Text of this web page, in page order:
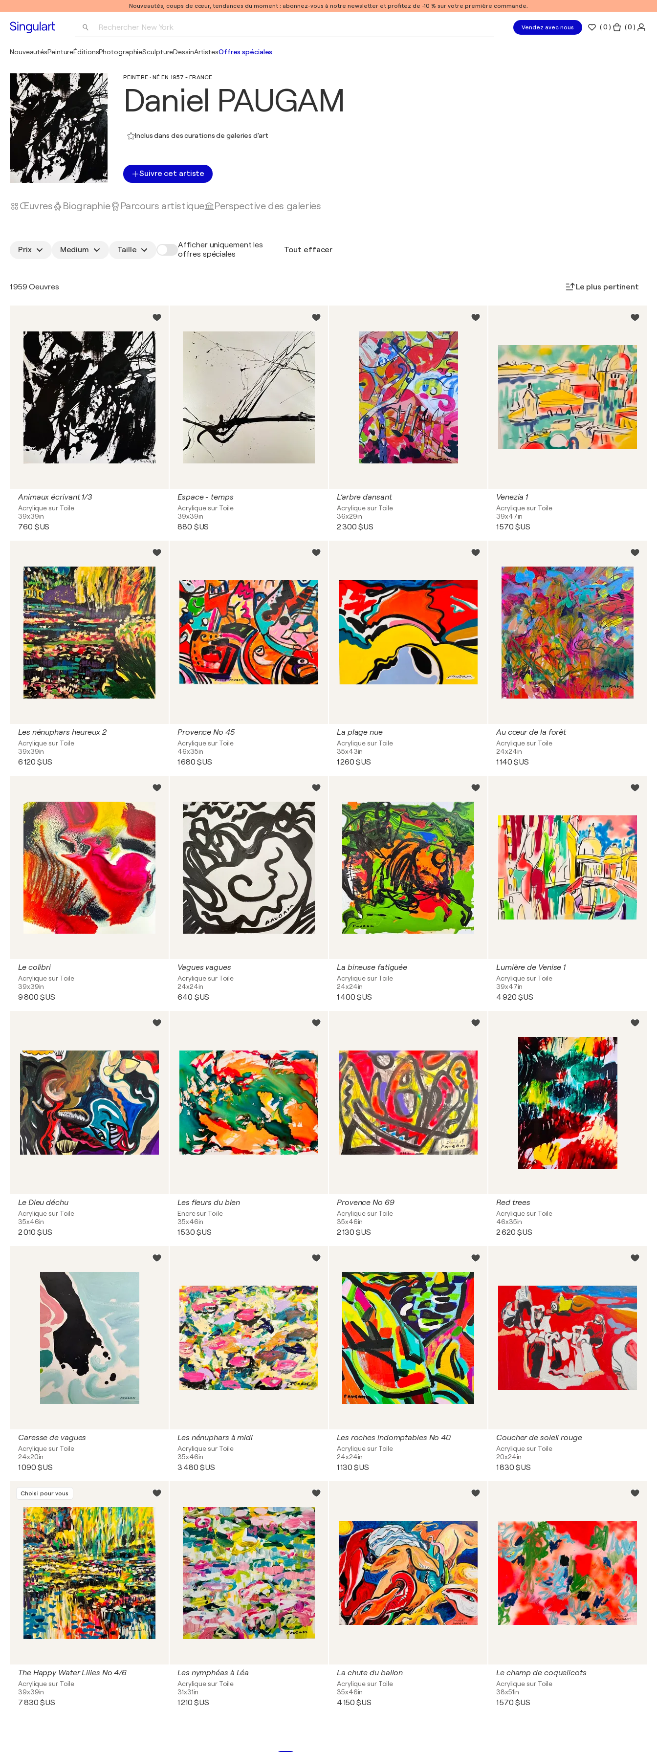
Nouveautés, coups de cœur, tendances du moment : abonnez-vous à notre newsletter et profitez de -10 % sur votre première commande.
Rechercher New York Vendez avec nous (0 ) ( 0 )
NouveautésPeintureÉditionsPhotographieSculptureDessinArtistesOffres spéciales
PEINTRE · NÉ EN 1957 - FRANCE
Daniel PAUGAM
Inclus dans des curations de galeries d'art
Suivre cet artiste
Œuvres Biographie Parcours artistique Perspective des galeries
Prix Medium Taille
Afficher uniquement les
offres spéciales
Tout effacer
1 959 Oeuvres Le plus pertinent
Animaux écrivant 1/3
Acrylique sur Toile
39x39in
760 $US
Espace - temps
Acrylique sur Toile
39x39in
880 $US
L’arbre dansant
Acrylique sur Toile
36x29in
2 300 $US
Venezia 1
Acrylique sur Toile
39x47in
1 570 $US
Les nénuphars heureux 2
Acrylique sur Toile
39x39in
6 120 $US
Provence No 45
Acrylique sur Toile
46x35in
1 680 $US
La plage nue
Acrylique sur Toile
35x43in
1 260 $US
Au cœur de la forêt
Acrylique sur Toile
24x24in
1 140 $US
Le colibri
Acrylique sur Toile
39x39in
9 800 $US
Vagues vagues
Acrylique sur Toile
24x24in
640 $US
La bineuse fatiguée
Acrylique sur Toile
24x24in
1 400 $US
Lumière de Venise 1
Acrylique sur Toile
39x47in
4 920 $US
Le Dieu déchu
Acrylique sur Toile
35x46in
2 010 $US
Les fleurs du bien
Encre sur Toile
35x46in
1 530 $US
Provence No 69
Acrylique sur Toile
35x46in
2 130 $US
Red trees
Acrylique sur Toile
46x35in
2 620 $US
Caresse de vagues
Acrylique sur Toile
24x20in
1 090 $US
Les nénuphars à midi
Acrylique sur Toile
35x46in
3 480 $US
Les roches indomptables No 40
Acrylique sur Toile
24x24in
1 130 $US
Coucher de soleil rouge
Acrylique sur Toile
20x24in
1 830 $US
Choisi pour vous
The Happy Water Lilies No 4/6
Acrylique sur Toile
39x39in
7 830 $US
Les nymphéas à Léa
Acrylique sur Toile
31x31in
1 210 $US
La chute du ballon
Acrylique sur Toile
35x46in
4 150 $US
Le champ de coquelicots
Acrylique sur Toile
38x51in
1 570 $US